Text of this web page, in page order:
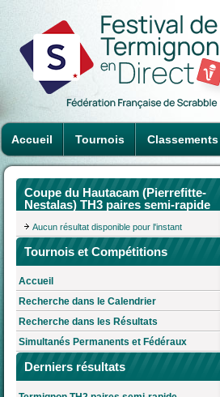
Accueil Tournois Classements
Coupe du Hautacam (Pierrefitte-
Nestalas) TH3 paires semi-rapide
Aucun résultat disponible pour l'instant
Tournois et Compétitions
Accueil
Recherche dans le Calendrier
Recherche dans les Résultats
Simultanés Permanents et Fédéraux
Derniers résultats